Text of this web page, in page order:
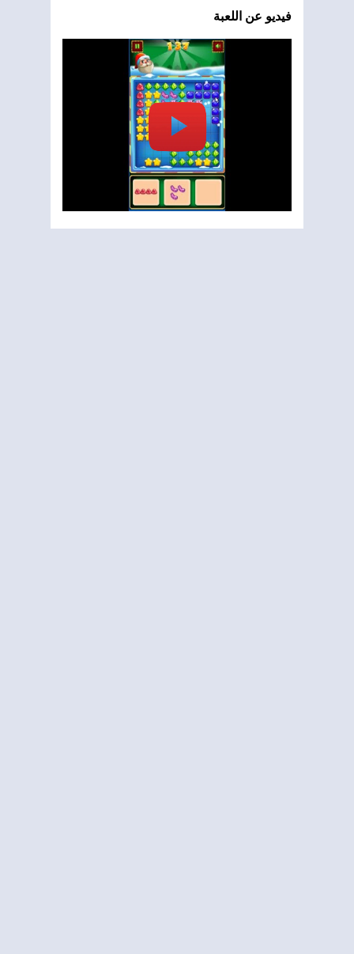
فيديو عن اللعبة